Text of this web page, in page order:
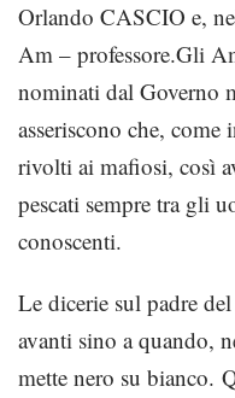
Orlando CASCIO e,
Am – professore.Gli
nominati dal Governo
asseriscono che,
rivolti ai mafiosi, così
pescati sempre tra gli
conoscenti.
Le dicerie sul padre
avanti sino a quando,
mette nero su bianco.